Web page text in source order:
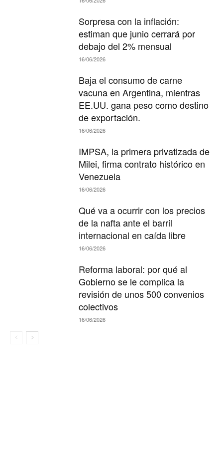
Sorpresa con la inflación:
estiman que junio cerrará por
debajo del 2% mensual
16/06/2026
Baja el consumo de carne
vacuna en Argentina, mientras
EE.UU. gana peso como destino
de exportación.
16/06/2026
IMPSA, la primera privatizada de
Milei, firma contrato histórico en
Venezuela
16/06/2026
Qué va a ocurrir con los precios
de la nafta ante el barril
internacional en caída libre
16/06/2026
Reforma laboral: por qué al
Gobierno se le complica la
revisión de unos 500 convenios
colectivos
16/06/2026